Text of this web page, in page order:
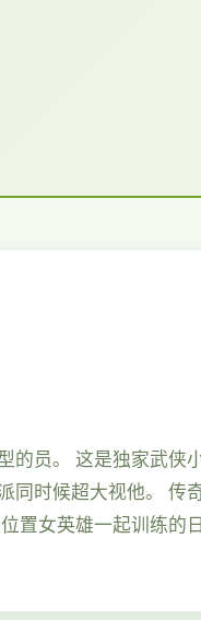
的员。 这是独家武侠
同时候超大视他。
置女英雄一起训练的